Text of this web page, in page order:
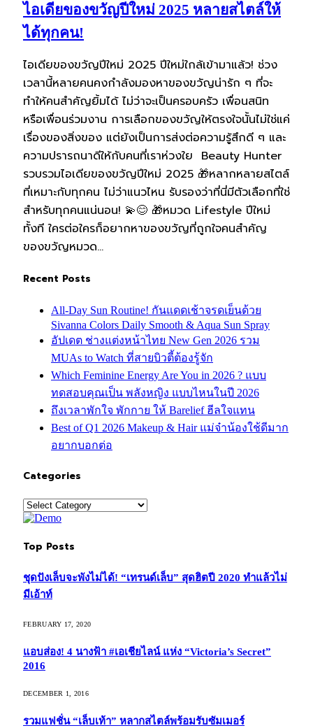
ไอเดียของขวัญปีใหม่ 2025 หลายสไตล์ให้
ได้ทุกคน!
ไอเดียของขวัญปีใหม่ 2025 ปีใหม่ใกล้เข้ามาแล้ว! ช่วง
เวลานี้หลายคนคงกำลังมองหาของขวัญน่ารัก ๆ ที่จะ
ทำให้คนสำคัญยิ้มได้ ไม่ว่าจะเป็นครอบครัว เพื่อนสนิท
หรือเพื่อนร่วมงาน การเลือกของขวัญให้ตรงใจนั้นไม่ใช่แค่
เรื่องของสิ่งของ แต่ยังเป็นการส่งต่อความรู้สึกดี ๆ และ
ความปรารถนาดีให้กับคนที่เราห่วงใย Beauty Hunter
รวบรวมไอเดียของขวัญปีใหม่ 2025 🎁หลากหลายสไตล์
ที่เหมาะกับทุกคน ไม่ว่าแนวไหน รับรองว่าที่นี่มีตัวเลือกที่ใช่
สำหรับทุกคนแน่นอน! 💫😊 🎁หมวด Lifestyle ปีใหม่
ทั้งที ใครต่อใครก็อยากหาของขวัญที่ถูกใจคนสำคัญ
ของขวัญหมวด…
Recent Posts
All-Day Sun Routine! กันแดดเช้าจรดเย็นด้วย
Sivanna Colors Daily Smooth & Aqua Sun Spray
อัปเดต ช่างแต่งหน้าไทย New Gen 2026 รวม
MUAs to Watch ที่สายบิวตี้ต้องรู้จัก
Which Feminine Energy Are You in 2026 ? แบบ
ทดสอบคุณเป็น พลังหญิง แบบไหนในปี 2026
ถึงเวลาพักใจ พักกาย ให้ Barelief ฮีลใจแทน
Best of Q1 2026 Makeup & Hair แม่จ๋าน้องใช้ดีมาก
อยากบอกต่อ
Categories
Categories
Top Posts
ชุดปังเล็บจะพังไม่ได้! “เทรนด์เล็บ” สุดฮิตปี 2020 ทำแล้วไม่
มีเอ้าท์
FEBRUARY 17, 2020
แอบส่อง! 4 นางฟ้า #เอเชียไลน์ แห่ง “Victoria’s Secret”
2016
DECEMBER 1, 2016
รวมแฟชั่น “เล็บเท้า” หลากสไตล์พร้อมรับซัมเมอร์